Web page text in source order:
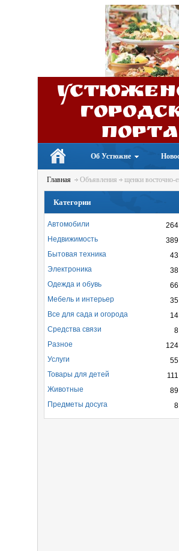
Об Устюжне
Главная Объявления щенки восточно-
Категории
264
Автомобили
389
Недвижимость
43
Бытовая техника
38
Электроника
66
Одежда и обувь
35
Мебель и интерьер
14
Все для сада и огорода
8
Средства связи
124
Разное
55
Услуги
111
Товары для детей
89
Животные
8
Предметы досуга